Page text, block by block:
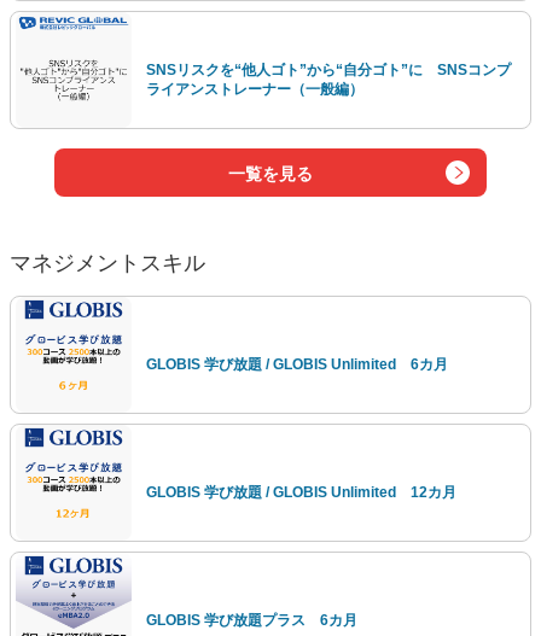
SNSリスクを“他人ゴト”から“自分ゴト”に SNSコンプ
ライアンストレーナー（一般編）
一覧を見る
マネジメントスキル
GLOBIS 学び放題 / GLOBIS Unlimited 6カ月
GLOBIS 学び放題 / GLOBIS Unlimited 12カ月
GLOBIS 学び放題プラス 6カ月